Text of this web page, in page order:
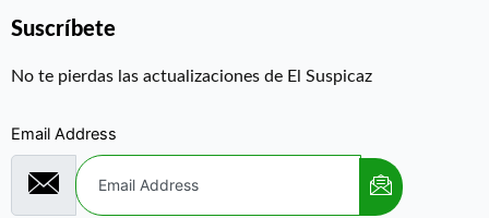
Suscríbete
No te pierdas las actualizaciones de El Suspicaz
Email Address